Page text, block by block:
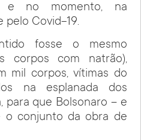
e no momento, na
pelo Covid-19.
fosse o mesmo
corpos com natrão),
mil corpos, vítimas do
na esplanada dos
para que Bolsonaro – e
o conjunto da obra de